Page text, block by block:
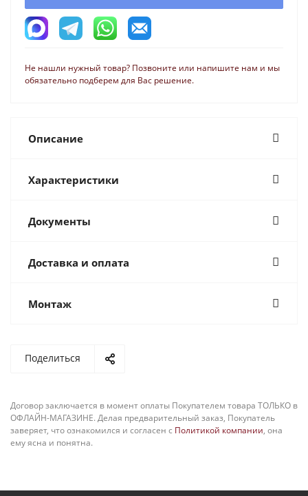
Не нашли нужный товар? Позвоните или напишите нам и мы
обязательно подберем для Вас решение.
Описание
Характеристики
Документы
Доставка и оплата
Монтаж
Поделиться
Договор заключается в момент оплаты Покупателем товара ТОЛЬКО в
ОФЛАЙН-МАГАЗИНЕ. Делая предварительный заказ, Покупатель
заверяет, что ознакомился и согласен с Политикой компании, она
ему ясна и понятна.